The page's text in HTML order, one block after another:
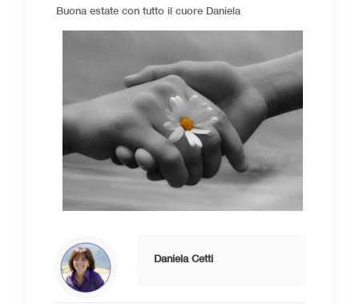
Buona estate con tutto il cuore Daniela
Daniela Cetti